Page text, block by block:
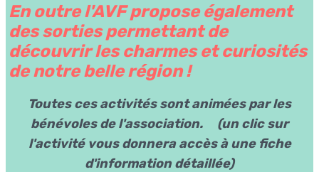
En outre l'AVF propose également
des sorties permettant de
découvrir les charmes et curiosités
de notre belle région !
Toutes ces activités sont animées par les
bénévoles de l'association. (un clic sur
l'activité vous donnera accès à une fiche
d'information détaillée)